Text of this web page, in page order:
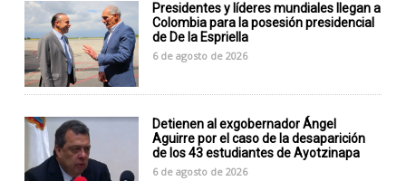
Presidentes y líderes mundiales llegan a
Colombia para la posesión presidencial
de De la Espriella
6 de agosto de 2026
Detienen al exgobernador Ángel
Aguirre por el caso de la desaparición
de los 43 estudiantes de Ayotzinapa
6 de agosto de 2026